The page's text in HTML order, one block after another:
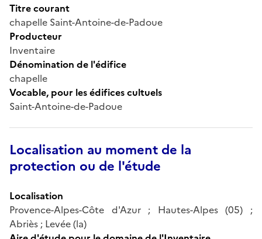
Titre courant
chapelle Saint-Antoine-de-Padoue
Producteur
Inventaire
Dénomination de l'édifice
chapelle
Vocable, pour les édifices cultuels
Saint-Antoine-de-Padoue
Localisation au moment de la
protection ou de l'étude
Localisation
Provence-Alpes-Côte d'Azur ; Hautes-Alpes (05) ;
Abriès ; Levée (la)